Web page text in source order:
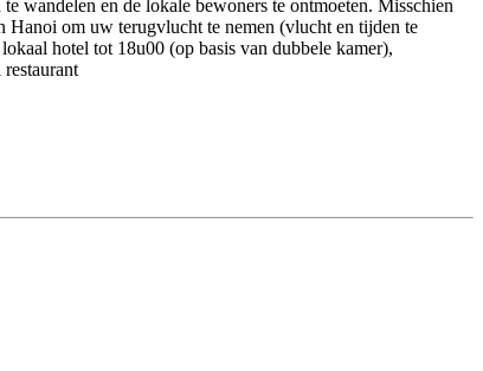
wandelen en de lokale bewoners te ontmoeten. Misschien
Hanoi om uw terugvlucht te nemen (vlucht en tijden te
hotel tot 18u00 (op basis van dubbele kamer),